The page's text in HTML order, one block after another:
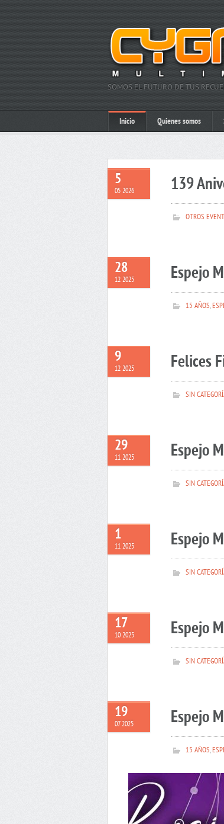
SOMOS EL FUTURO DE TUS
Inicio Quienes somos
5
05 2026 139
OTROS
28
12 2025 Espejo
15 AÑOS,
9
12 2025 Felices
SIN
29
11 2025 Espejo
SIN
1
11 2025 Espejo
SIN
17
10 2025 Espejo
SIN
19
07 2025 Espejo
15 AÑOS,